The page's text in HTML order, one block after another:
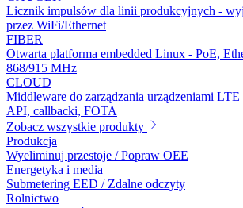
Licznik impulsów dla linii produkcyjnych -
przez WiFi/Ethernet
FIBER
Otwarta platforma embedded Linux - PoE,
868/915 MHz
CLOUD
Middleware do zarządzania urządzeniami
API, callbacki, FOTA
Zobacz wszystkie produkty
Produkcja
Wyeliminuj przestoje / Popraw OEE
Energetyka i media
Submetering EED / Zdalne odczyty
Rolnictwo